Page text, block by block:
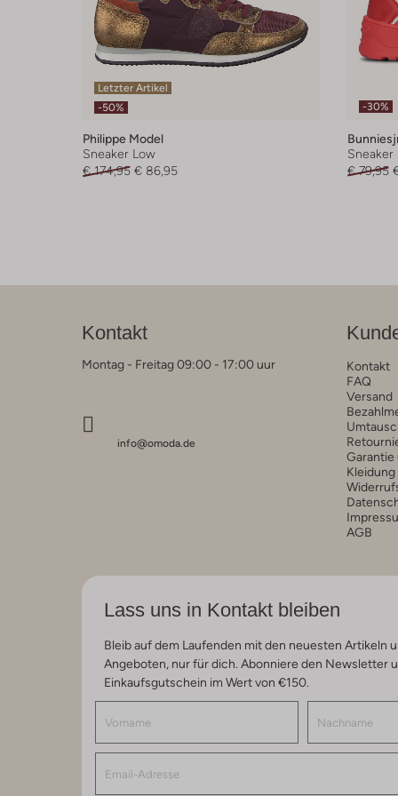
Letzter Artikel
-50%
Philippe Model
Sneaker Low
€ 174,95 € 86,95
-30%
Sneaker
€ 79,95
Kontakt
Montag - Freitag 09:00 - 17:00 uur
info@omoda.de
Kontakt
FAQ
Versand
Garantie
AGB
Lass uns in Kontakt bleiben
Bleib auf dem Laufenden mit den neuesten Artikeln
Angeboten, nur für dich. Abonniere den Newsletter
Einkaufsgutschein im Wert von €150.